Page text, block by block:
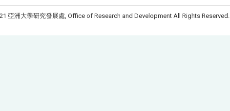
亞洲大學研究發展處, Office of Research and Development All Rights Reserved.